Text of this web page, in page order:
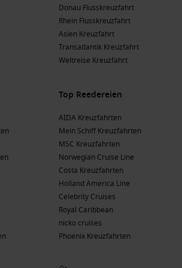
berühmten Preikestolen (Predigtstuhl)
die atemberaubende Aussicht auf die
nach Bekkjarvik,
Ausblicke auf Fjorde, Berge und
Ideal für Naturliebhaber
Die britischen Inseln bieten eine reiche
Landschaften. Eine
ein, die einzigartigen Kulturen und
zu erkunden.
ist bekannt für seine
Schottische Burgen und die
Donau Flusskreuzfahrt
Rhein Flusskreuzfahrt
Asien Kreuzfahrt
Transatlantik Kreuzfahrt
Weltreise Kreuzfahrt
Top Reedereien
AIDA Kreuzfahrten
Mein Schiff Kreuzfahrten
MSC Kreuzfahrten
Norwegian Cruise Line
Costa Kreuzfahrten
Holland America Line
Celebrity Cruises
Royal Caribbean
nicko cruises
Phoenix Kreuzfahrten